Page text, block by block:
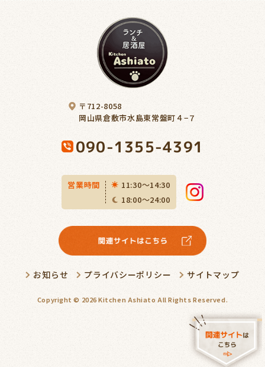
〒712-8058
岡山県倉敷市水島東常盤町４−７
090-1355-4391
営業時間
11:30〜14:30
18:00〜24:00
お知らせ プライバシーポリシー サイトマップ
Copyright © 2026Kitchen Ashiato All Rights Reserved.